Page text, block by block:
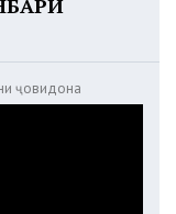
ҷовидона